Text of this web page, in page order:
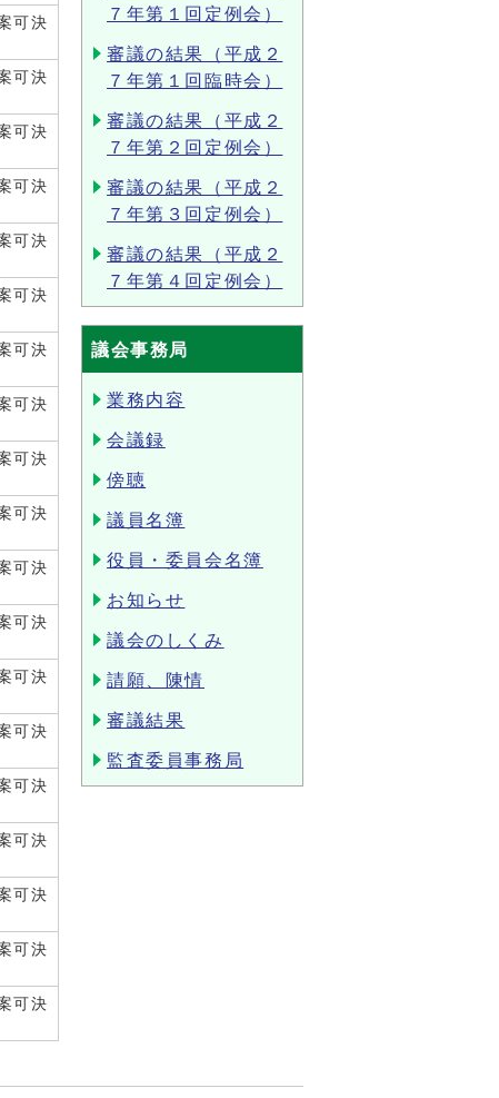
可決
可決
可決
可決
可決
可決
可決
可決
可決
可決
可決
可決
可決
可決
可決
可決
可決
可決
可決
７年第１回定例会）
審議の結果（平成２
７年第１回臨時会）
審議の結果（平成２
７年第２回定例会）
審議の結果（平成２
７年第３回定例会）
審議の結果（平成２
７年第４回定例会）
議会事務局
業務内容
会議録
傍聴
議員名簿
役員・委員会名簿
お知らせ
議会のしくみ
請願、陳情
審議結果
監査委員事務局